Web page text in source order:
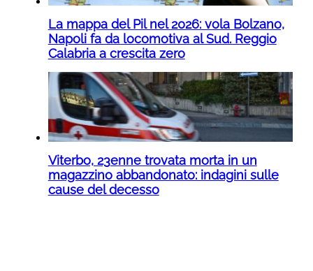
La mappa del Pil nel 2026: vola Bolzano,
Napoli fa da locomotiva al Sud. Reggio
Calabria a crescita zero
Viterbo, 23enne trovata morta in un
magazzino abbandonato: indagini sulle
cause del decesso